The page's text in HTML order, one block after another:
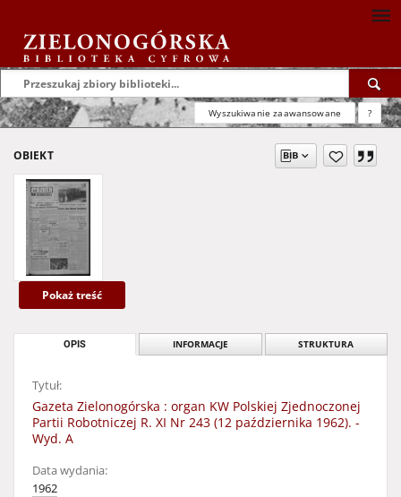
Wyszukiwanie zaawansowane ?
OBIEKT
Pokaż treść
OPIS INFORMACJE STRUKTURA
Tytuł:
Gazeta Zielonogórska : organ KW Polskiej Zjednoczonej
Partii Robotniczej R. XI Nr 243 (12 października 1962). -
Wyd. A
Data wydania:
1962